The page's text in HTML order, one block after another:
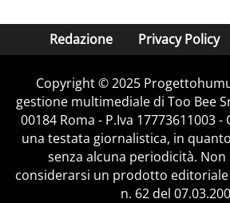
Redazione Privacy Policy
Copyright © 2025
gestione multimediale di Too Bee
00184 Roma - P.Iva 17773611003
una testata giornalistica, in
senza alcuna periodicità.
considerarsi un prodotto editoriale
n. 62 del